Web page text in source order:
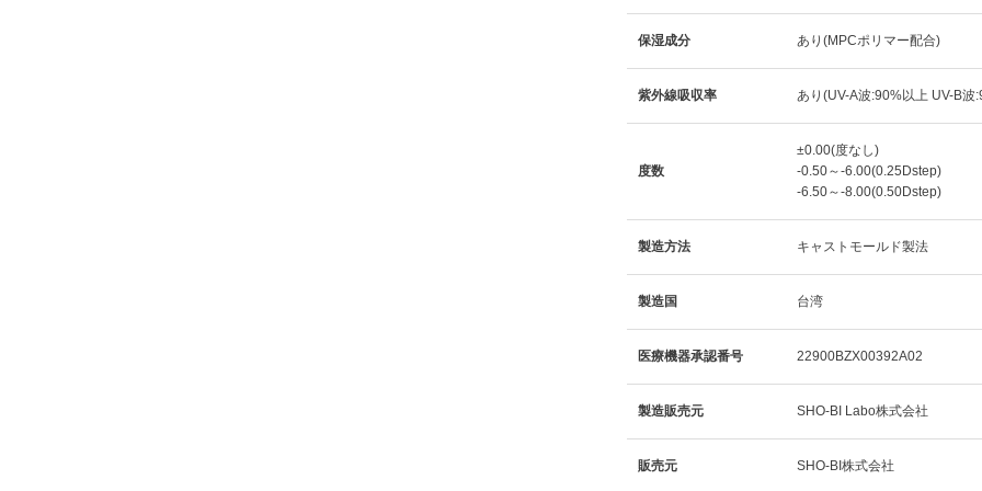
保湿成分 あり(MPCポリマー配合)
紫外線吸収率 あり(UV-A波:90%以上 UV-B波
度数
±0.00(度なし)
-0.50～-6.00(0.25Dstep)
-6.50～-8.00(0.50Dstep)
製造方法 キャストモールド製法
製造国 台湾
医療機器承認番号 22900BZX00392A02
製造販売元 SHO-BI Labo株式会社
販売元 SHO-BI株式会社